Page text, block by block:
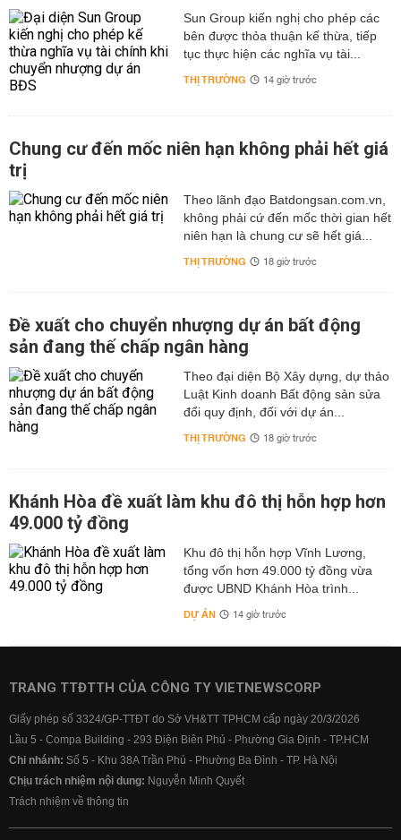
Sun Group kiến nghị cho phép các
bên được thỏa thuận kế thừa, tiếp
tục thực hiện các nghĩa vụ tài...
THỊ TRƯỜNG 14 giờ trước
Chung cư đến mốc niên hạn không phải hết giá
trị
Theo lãnh đạo Batdongsan.com.vn,
không phải cứ đến mốc thời gian hết
niên hạn là chung cư sẽ hết giá...
THỊ TRƯỜNG 18 giờ trước
Đề xuất cho chuyển nhượng dự án bất động
sản đang thế chấp ngân hàng
Theo đại diện Bộ Xây dựng, dự thảo
Luật Kinh doanh Bất động sản sửa
đổi quy định, đối với dự án...
THỊ TRƯỜNG 18 giờ trước
Khánh Hòa đề xuất làm khu đô thị hỗn hợp hơn
49.000 tỷ đồng
Khu đô thị hỗn hợp Vĩnh Lương,
tổng vốn hơn 49.000 tỷ đồng vừa
được UBND Khánh Hòa trình...
DỰ ÁN 14 giờ trước
TRANG TTĐTTH CỦA CÔNG TY VIETNEWSCORP
Giấy phép số 3324/GP-TTĐT do Sở VH&TT TPHCM cấp ngày 20/3/2026
Lầu 5 - Compa Building - 293 Điện Biên Phủ - Phường Gia Định - TP.HCM
Chi nhánh: Số 5 - Khu 38A Trần Phú - Phường Ba Đình - TP. Hà Nội
Chịu trách nhiệm nội dung: Nguyễn Minh Quyết
Trách nhiệm về thông tin